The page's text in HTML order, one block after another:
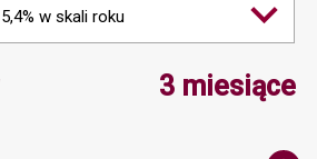
w skali roku
wartość 3,
3 miesiące